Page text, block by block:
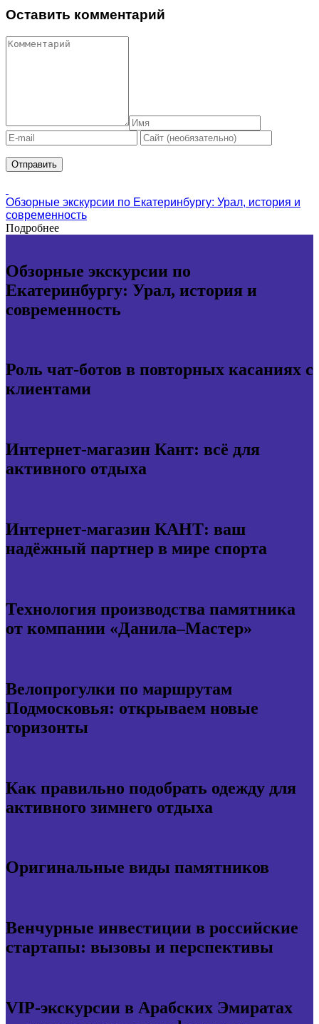
Оставить комментарий
Обзорные экскурсии по Екатеринбургу: Урал, история и
современность
Подробнее
Обзорные экскурсии по
Екатеринбургу: Урал, история и
современность
Роль чат-ботов в повторных касаниях с
клиентами
Интернет-магазин Кант: всё для
активного отдыха
Интернет-магазин КАНТ: ваш
надёжный партнер в мире спорта
Технология производства памятника
от компании «Данила–Мастер»
Велопрогулки по маршрутам
Подмосковья: открываем новые
горизонты
Как правильно подобрать одежду для
активного зимнего отдыха
Оригинальные виды памятников
Венчурные инвестиции в российские
стартапы: вызовы и перспективы
VIP-экскурсии в Арабских Эмиратах